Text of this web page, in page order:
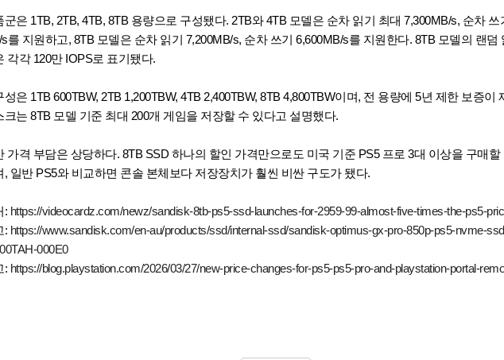
군은 1TB, 2TB, 4TB, 8TB 용량으로 구성됐다. 2TB와 4TB 모델은 순차 읽기 최대 7,300MB/s, 순차 쓰
를 지원하고, 8TB 모델은 순차 읽기 7,200MB/s, 순차 쓰기 6,600MB/s를 지원한다. 8TB 모델의 랜덤
각각 120만 IOPS로 표기됐다.
성은 1TB 600TBW, 2TB 1,200TBW, 4TB 2,400TBW, 8TB 4,800TBW이며, 전 용량에 5년 제한 보증이
크는 8TB 모델 기준 최대 200개 게임을 저장할 수 있다고 설명했다.
가격 부담은 상당하다. 8TB SSD 하나의 할인 가격만으로도 미국 기준 PS5 프로 3대 이상을 구매할
, 일반 PS5와 비교하면 콘솔 본체보다 저장장치가 훨씬 비싼 구도가 됐다.
: https://videocardz.com/newz/sandisk-8tb-ps5-ssd-launches-for-2959-99-almost-five-times-the-ps5-
: https://www.sandisk.com/en-au/products/ssd/internal-ssd/sandisk-optimus-gx-pro-850p-ps5-nvme-
000E0
: https://blog.playstation.com/2026/03/27/new-price-changes-for-ps5-ps5-pro-and-playstation-portal-